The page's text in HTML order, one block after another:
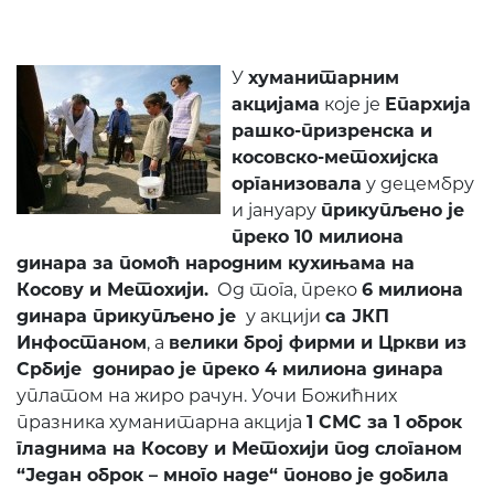
У хуманитарним
акцијама које је Епархија
рашко-призренска и
косовско-метохијска
организовала у децембру
и јануару прикупљено је
преко 10 милиона
динара за помоћ народним кухињама на
Косову и Метохији. Од тога, преко 6 милиона
динара прикупљено је у акцији са ЈКП
Инфостаном, а велики број фирми и Цркви из
Србије донирао је преко 4 милиона динара
уплатом на жиро рачун. Уочи Божићних
празника хуманитарна акција 1 СМС за 1 оброк
гладнима на Косову и Метохији под слоганом
“Један оброк – много наде“ поново је добила